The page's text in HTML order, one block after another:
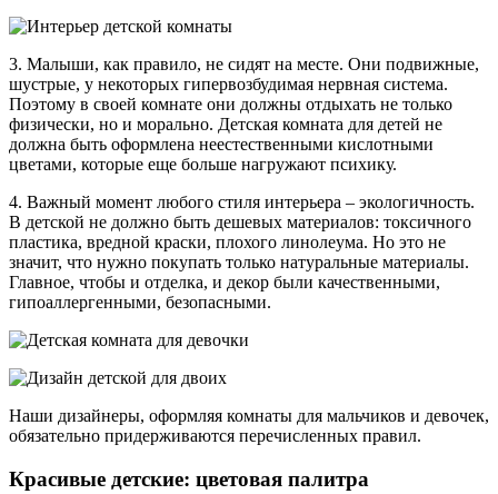
3. Малыши, как правило, не сидят на месте. Они подвижные,
шустрые, у некоторых гипервозбудимая нервная система.
Поэтому в своей комнате они должны отдыхать не только
физически, но и морально. Детская комната для детей не
должна быть оформлена неестественными кислотными
цветами, которые еще больше нагружают психику.
4. Важный момент любого стиля интерьера – экологичность.
В детской не должно быть дешевых материалов: токсичного
пластика, вредной краски, плохого линолеума. Но это не
значит, что нужно покупать только натуральные материалы.
Главное, чтобы и отделка, и декор были качественными,
гипоаллергенными, безопасными.
Наши дизайнеры, оформляя комнаты для мальчиков и девочек,
обязательно придерживаются перечисленных правил.
Красивые детские: цветовая палитра